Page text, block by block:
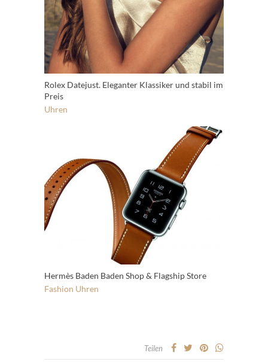
Rolex Datejust. Eleganter Klassiker und stabil im
Preis
Uhren
Hermès Baden Baden Shop & Flagship Store
Fashion Uhren
Teilen